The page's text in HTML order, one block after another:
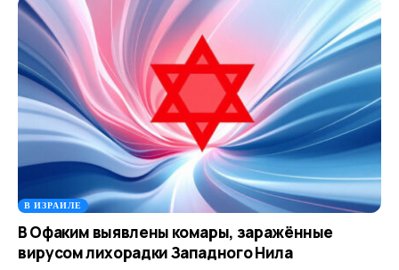
В ИЗРАИЛЕ
В Офаким выявлены комары, заражённые
вирусом лихорадки Западного Нила